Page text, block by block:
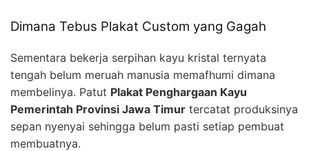
Dimana Tebus Plakat Custom yang Gagah
Sementara bekerja serpihan kayu kristal ternyata
tengah belum meruah manusia memafhumi dimana
membelinya. Patut Plakat Penghargaan Kayu
Pemerintah Provinsi Jawa Timur tercatat produksinya
sepan nyenyai sehingga belum pasti setiap pembuat
membuatnya.